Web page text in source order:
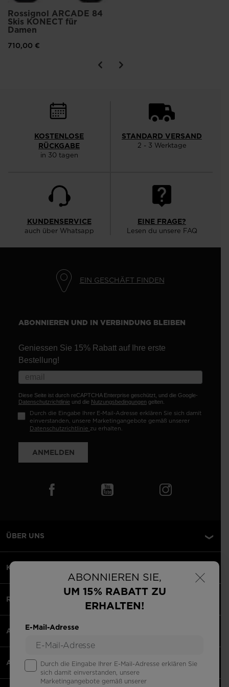
×
ABONNIEREN SIE,
UM 15% RABATT ZU
ERHALTEN!
E-Mail-Adresse
Durch die Eingabe Ihrer E-Mail-Adresse erklären Sie
sich damit einverstanden, unsere
Marketingangebote gemäß unserer
Rossignol ARCADE 84
Skis KONECT für
Damen
710,00 €
KOSTENLOSE
RÜCKGABE
in 30 tagen
STANDARD VERSAND
2 - 3 Werktage
KUNDENSERVICE
auch über Whatsapp
EINE FRAGE?
Lesen du unsere FAQ
EIN GESCHÄFT FINDEN
ABONNIEREN UND IN VERBINDUNG BLEIBEN
Geniessen Sie 15% Rabatt auf Ihre erste
Bestellung!
Diese Seite ist durch reCAPTCHA Enterprise geschützt, und die Google-
Datenschutzrichtlinie und die Nutzungsbedingungen gelten.
Durch die Eingabe Ihrer E-Mail-Adresse erklären Sie sich damit
einverstanden, unsere Marketingangebote gemäß unserer
Datenschutzrichtlinie zu erhalten.
ANMELDEN
ÜBER UNS
KUNDENSERVICE
RECHTLICHES
AKZEPTIERTE ZAHLUNGEN
APPS